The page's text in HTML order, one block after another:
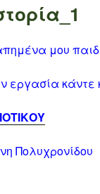
μου
εργασία
Πολυχρονίδου